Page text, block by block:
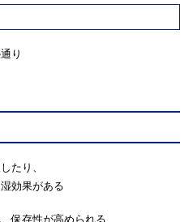
り
たり、
効果がある
保存性が高められる